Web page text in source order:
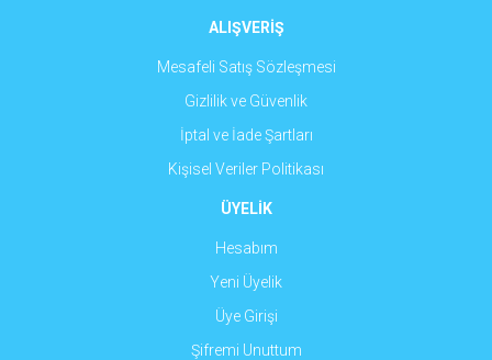
ALIŞVERİŞ
Mesafeli Satış Sözleşmesi
Gizlilik ve Güvenlik
İptal ve İade Şartları
Kişisel Veriler Politikası
ÜYELİK
Hesabım
Yeni Üyelik
Üye Girişi
Şifremi Unuttum